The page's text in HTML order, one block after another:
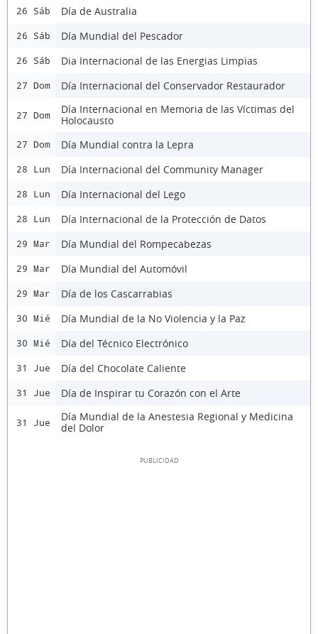
26 Sáb Día de Australia
26 Sáb Día Mundial del Pescador
26 Sáb Dia Internacional de las Energias Limpias
27 Dom Día Internacional del Conservador Restaurador
27 Dom
Día Internacional en Memoria de las Víctimas del
Holocausto
27 Dom Día Mundial contra la Lepra
28 Lun Día Internacional del Community Manager
28 Lun Día Internacional del Lego
28 Lun Día Internacional de la Protección de Datos
29 Mar Día Mundial del Rompecabezas
29 Mar Día Mundial del Automóvil
29 Mar Día de los Cascarrabias
30 Mié Día Mundial de la No Violencia y la Paz
30 Mié Día del Técnico Electrónico
31 Jue Día del Chocolate Caliente
31 Jue Día de Inspirar tu Corazón con el Arte
31 Jue
Día Mundial de la Anestesia Regional y Medicina
del Dolor